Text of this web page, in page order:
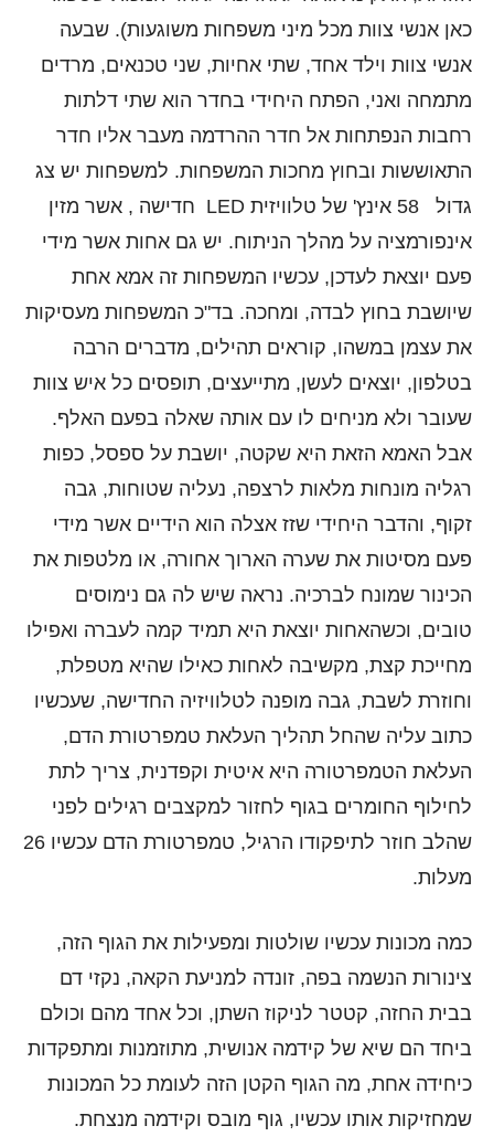
כאן אנשי צוות מכל מיני משפחות משוגעות). שבעה
אנשי צוות וילד אחד, שתי אחיות, שני טכנאים, מרדים
מתמחה ואני, הפתח היחידי בחדר הוא שתי דלתות
רחבות הנפתחות אל חדר ההרדמה מעבר אליו חדר
התאוששות ובחוץ מחכות המשפחות. למשפחות יש צג
גדול 58 אינץ' של טלוויזית LED חדישה , אשר מזין
אינפורמציה על מהלך הניתוח. יש גם אחות אשר מידי
פעם יוצאת לעדכן, עכשיו המשפחות זה אמא אחת
שיושבת בחוץ לבדה, ומחכה. בד"כ המשפחות מעסיקות
את עצמן במשהו, קוראים תהילים, מדברים הרבה
בטלפון, יוצאים לעשן, מתייעצים, תופסים כל איש צוות
שעובר ולא מניחים לו עם אותה שאלה בפעם האלף.
אבל האמא הזאת היא שקטה, יושבת על ספסל, כפות
רגליה מונחות מלאות לרצפה, נעליה שטוחות, גבה
זקוף, והדבר היחידי שזז אצלה הוא הידיים אשר מידי
פעם מסיטות את שערה הארוך אחורה, או מלטפות את
הכינור שמונח לברכיה. נראה שיש לה גם נימוסים
טובים, וכשהאחות יוצאת היא תמיד קמה לעברה ואפילו
מחייכת קצת, מקשיבה לאחות כאילו שהיא מטפלת,
וחוזרת לשבת, גבה מופנה לטלוויזיה החדישה, שעכשיו
כתוב עליה שהחל תהליך העלאת טמפרטורת הדם,
העלאת הטמפרטורה היא איטית וקפדנית, צריך לתת
לחילוף החומרים בגוף לחזור למקצבים רגילים לפני
שהלב חוזר לתיפקודו הרגיל, טמפרטורת הדם עכשיו 26
מעלות.
כמה מכונות עכשיו שולטות ומפעילות את הגוף הזה,
צינורות הנשמה בפה, זונדה למניעת הקאה, נקזי דם
בבית החזה, קטטר לניקוז השתן, וכל אחד מהם וכולם
ביחד הם שיא של קידמה אנושית, מתוזמנות ומתפקדות
כיחידה אחת, מה הגוף הקטן הזה לעומת כל המכונות
שמחזיקות אותו עכשיו, גוף מובס וקידמה מנצחת.